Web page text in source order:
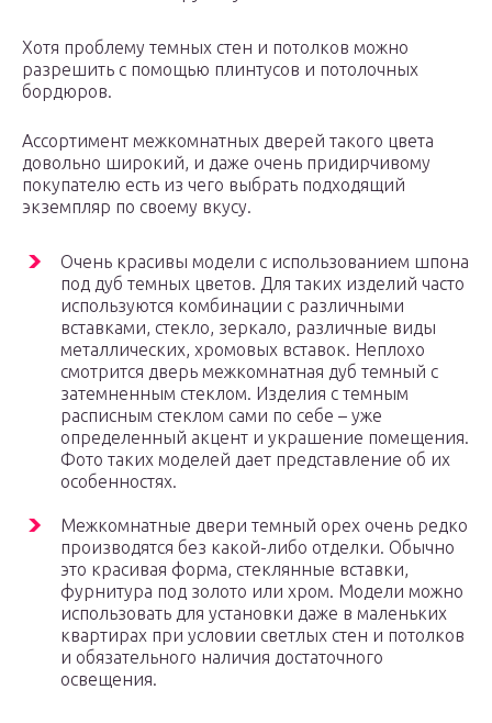
Хотя проблему темных стен и потолков можно
разрешить с помощью плинтусов и потолочных
бордюров.
Ассортимент межкомнатных дверей такого цвета
довольно широкий, и даже очень придирчивому
покупателю есть из чего выбрать подходящий
экземпляр по своему вкусу.
Очень красивы модели с использованием шпона
под дуб темных цветов. Для таких изделий часто
используются комбинации с различными
вставками, стекло, зеркало, различные виды
металлических, хромовых вставок. Неплохо
смотрится дверь межкомнатная дуб темный с
затемненным стеклом. Изделия с темным
расписным стеклом сами по себе – уже
определенный акцент и украшение помещения.
Фото таких моделей дает представление об их
особенностях.
Межкомнатные двери темный орех очень редко
производятся без какой-либо отделки. Обычно
это красивая форма, стеклянные вставки,
фурнитура под золото или хром. Модели можно
использовать для установки даже в маленьких
квартирах при условии светлых стен и потолков
и обязательного наличия достаточного
освещения.